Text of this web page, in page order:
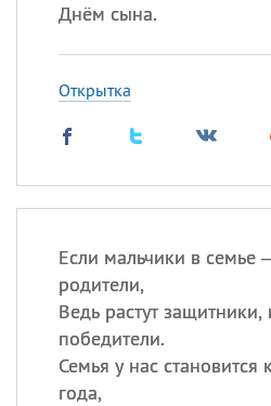
Днём сына.
Открытка
Если мальчики в семье
родители,
Ведь растут защитники,
победители.
Семья у нас становится
года,